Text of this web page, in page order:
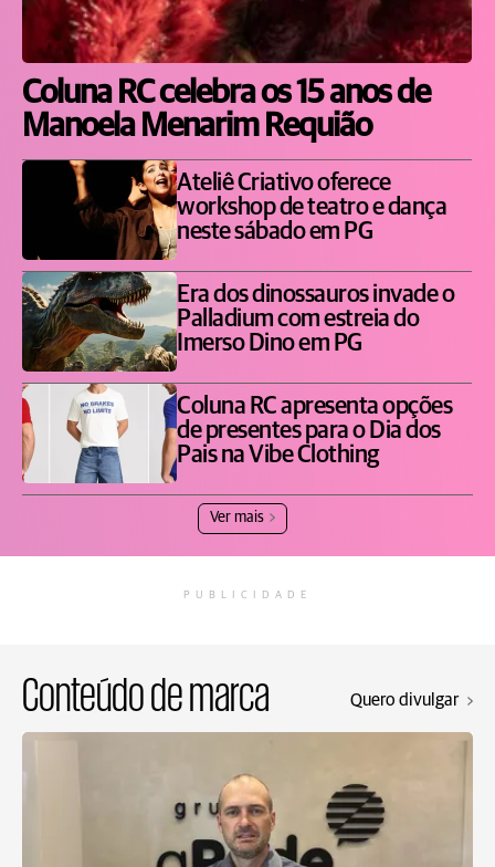
Coluna RC celebra os 15 anos de
Manoela Menarim Requião
Ateliê Criativo oferece
workshop de teatro e dança
neste sábado em PG
Era dos dinossauros invade o
Palladium com estreia do
Imerso Dino em PG
Coluna RC apresenta opções
de presentes para o Dia dos
Pais na Vibe Clothing
Ver mais
PUBLICIDADE
Conteúdo de marca Quero divulgar